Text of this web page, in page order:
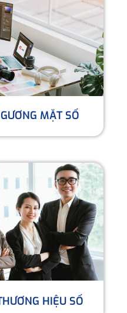
MẶT SỐ
HIỆU SỐ